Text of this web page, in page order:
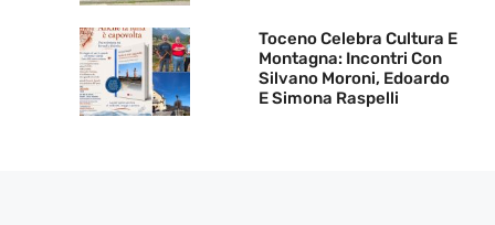
Toceno Celebra Cultura E
Montagna: Incontri Con
Silvano Moroni, Edoardo
E Simona Raspelli